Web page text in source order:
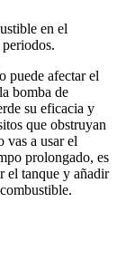
en el
puede afectar el
bomba de
su eficacia y
que obstruyan
vas a usar el
prolongado, es
el tanque y añadir